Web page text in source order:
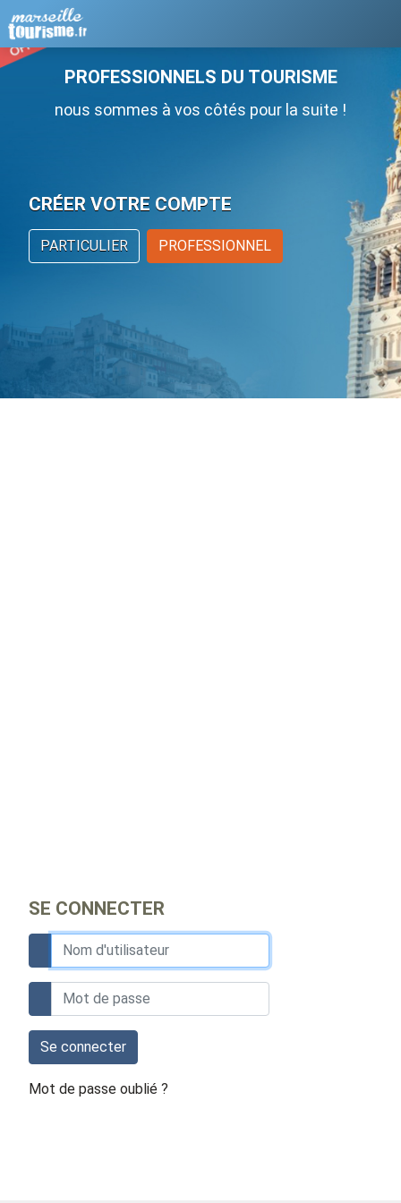
PROFESSIONNELS DU TOURISME
nous sommes à vos côtés pour la suite !
CRÉER VOTRE COMPTE
PARTICULIER PROFESSIONNEL
SE CONNECTER
Se connecter
Mot de passe oublié ?